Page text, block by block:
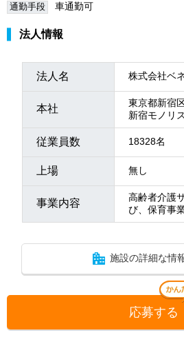
通勤手段 車通勤可
法人情報
法人名 株式会社ベ
本社
東京都新宿
新宿モノリ
従業員数 18328名
上場 無し
事業内容
高齢者介護
び、保育事
施設の詳細な情
応募する